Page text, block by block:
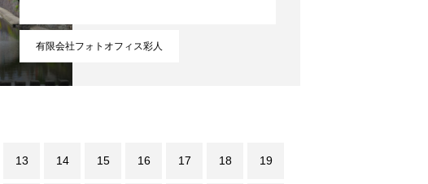
有限会社フォトオフィス彩人
13 14 15 16 17 18 19